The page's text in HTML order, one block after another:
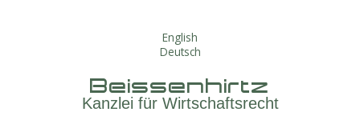
English
Deutsch
Beissenhirtz
Kanzlei für Wirtschaftsrecht